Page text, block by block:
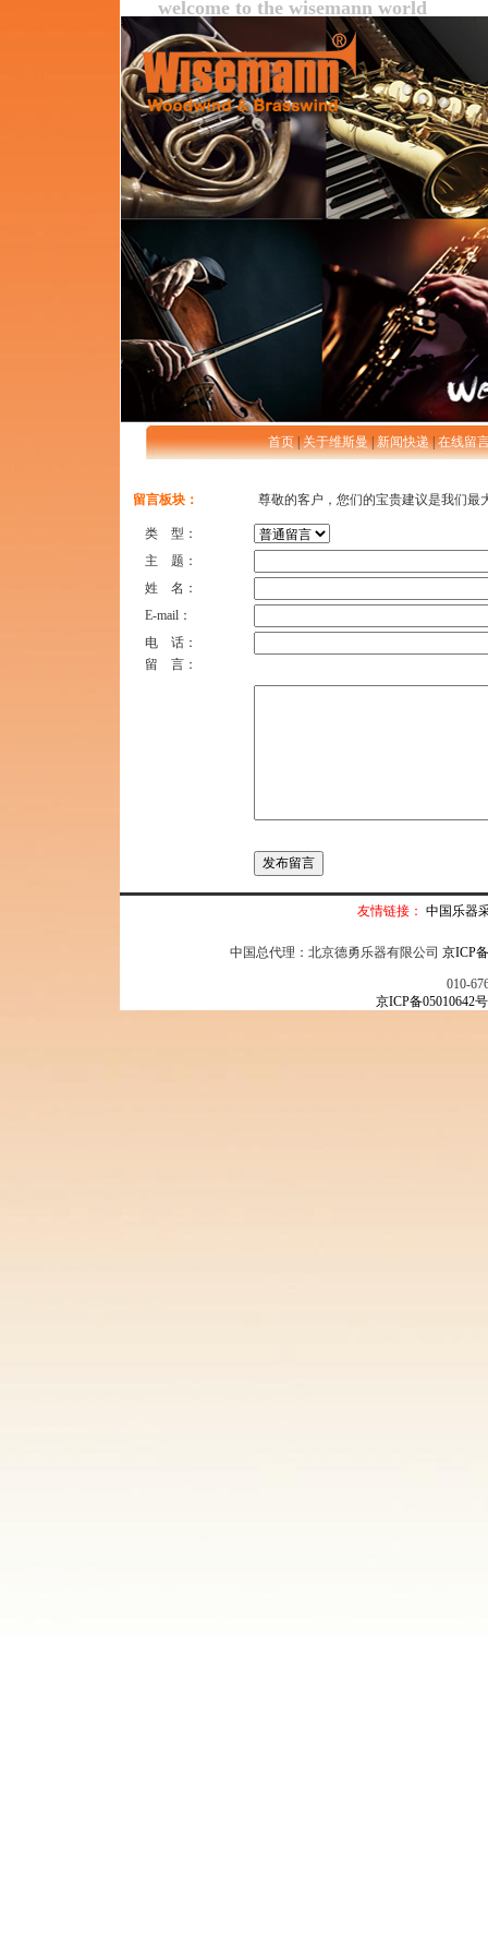
welcome to the wisemann world
首页|关于维斯曼|新闻快递|在线留
留言板块： 尊敬的客户，您们的宝贵建议是我们最
类 型：
主 题：
姓 名：
E-mail：
电 话：
留 言：
友情链接： 中国乐器
中国总代理：北京德勇乐器有限公司 京ICP
010-
京ICP备05010642